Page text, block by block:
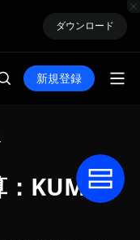
ダウンロード
新規登録
：KUMA